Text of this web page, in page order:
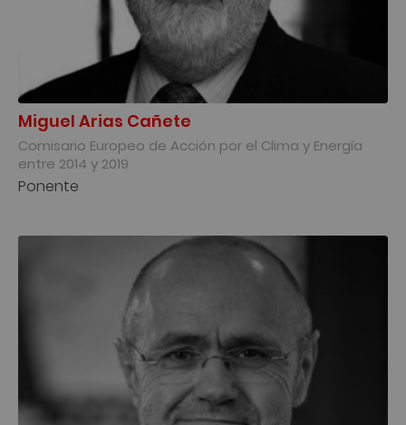
Miguel Arias Cañete
Comisario Europeo de Acción por el Clima y Energía
entre 2014 y 2019
Ponente